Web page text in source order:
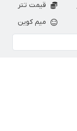
قیمت تتر
میم کوین